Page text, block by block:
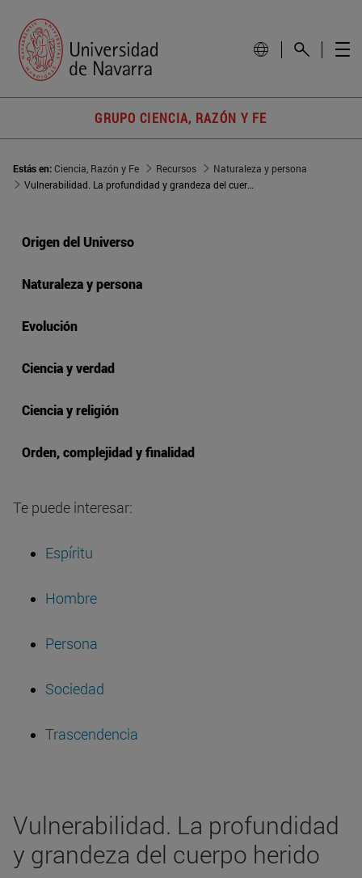
GRUPO CIENCIA, RAZÓN Y FE
Estás en:Ciencia, Razón y Fe Recursos
Naturaleza y persona
Vulnerabilidad. La profundidad y grandeza del cuerpo herido
Origen del Universo
Naturaleza y persona
Evolución
Ciencia y verdad
Ciencia y religión
Orden, complejidad y finalidad
Te puede interesar:
Espíritu
Hombre
Persona
Sociedad
Trascendencia
Vulnerabilidad. La profundidad
y grandeza del cuerpo herido